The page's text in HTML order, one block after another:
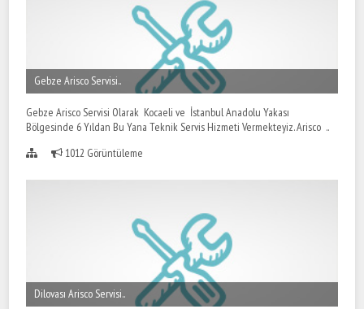
Gebze Arisco Servisi..
Gebze Arisco Servisi Olarak Kocaeli ve İstanbul Anadolu Yakası
Bölgesinde 6 Yıldan Bu Yana Teknik Servis Hizmeti Vermekteyiz. Arisco ..
1012 Görüntüleme
Dilovası Arisco Servisi..